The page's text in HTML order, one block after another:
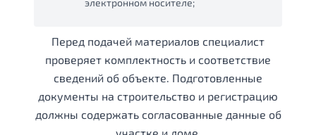
электронном носителе;
Перед подачей материалов специалист
проверяет комплектность и соответствие
сведений об объекте. Подготовленные
документы на строительство и регистрацию
должны содержать согласованные данные об